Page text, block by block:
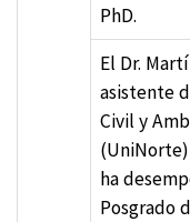
PhD.
El Dr.
asistente
Civil y
ha
Posgrado